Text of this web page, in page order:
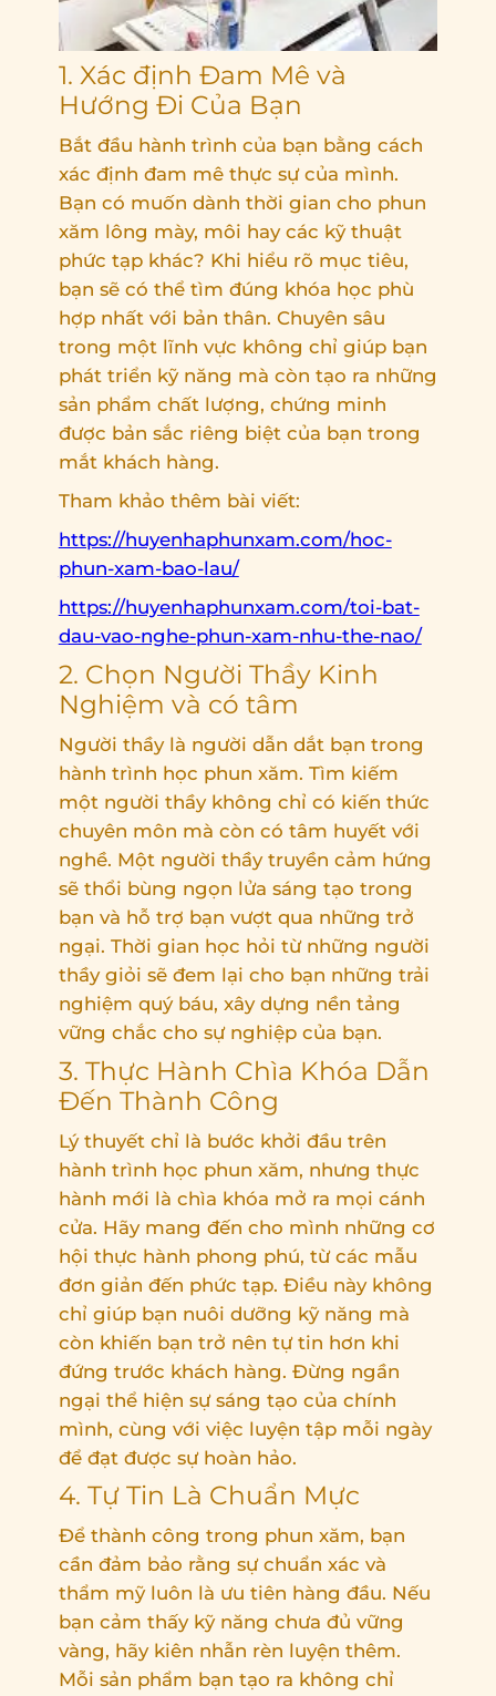
1. Xác định Đam Mê và
Hướng Đi Của Bạn
Bắt đầu hành trình của bạn bằng cách
xác định đam mê thực sự của mình.
Bạn có muốn dành thời gian cho phun
xăm lông mày, môi hay các kỹ thuật
phức tạp khác? Khi hiểu rõ mục tiêu,
bạn sẽ có thể tìm đúng khóa học phù
hợp nhất với bản thân. Chuyên sâu
trong một lĩnh vực không chỉ giúp bạn
phát triển kỹ năng mà còn tạo ra những
sản phẩm chất lượng, chứng minh
được bản sắc riêng biệt của bạn trong
mắt khách hàng.
Tham khảo thêm bài viết:
https://huyenhaphunxam.com/hoc-
phun-xam-bao-lau/
https://huyenhaphunxam.com/toi-bat-
dau-vao-nghe-phun-xam-nhu-the-nao/
2. Chọn Người Thầy Kinh
Nghiệm và có tâm
Người thầy là người dẫn dắt bạn trong
hành trình học phun xăm. Tìm kiếm
một người thầy không chỉ có kiến thức
chuyên môn mà còn có tâm huyết với
nghề. Một người thầy truyền cảm hứng
sẽ thổi bùng ngọn lửa sáng tạo trong
bạn và hỗ trợ bạn vượt qua những trở
ngại. Thời gian học hỏi từ những người
thầy giỏi sẽ đem lại cho bạn những trải
nghiệm quý báu, xây dựng nền tảng
vững chắc cho sự nghiệp của bạn.
3. Thực Hành Chìa Khóa Dẫn
Đến Thành Công
Lý thuyết chỉ là bước khởi đầu trên
hành trình học phun xăm, nhưng thực
hành mới là chìa khóa mở ra mọi cánh
cửa. Hãy mang đến cho mình những cơ
hội thực hành phong phú, từ các mẫu
đơn giản đến phức tạp. Điều này không
chỉ giúp bạn nuôi dưỡng kỹ năng mà
còn khiến bạn trở nên tự tin hơn khi
đứng trước khách hàng. Đừng ngần
ngại thể hiện sự sáng tạo của chính
mình, cùng với việc luyện tập mỗi ngày
để đạt được sự hoàn hảo.
4. Tự Tin Là Chuẩn Mực
Để thành công trong phun xăm, bạn
cần đảm bảo rằng sự chuẩn xác và
thẩm mỹ luôn là ưu tiên hàng đầu. Nếu
bạn cảm thấy kỹ năng chưa đủ vững
vàng, hãy kiên nhẫn rèn luyện thêm.
Mỗi sản phẩm bạn tạo ra không chỉ